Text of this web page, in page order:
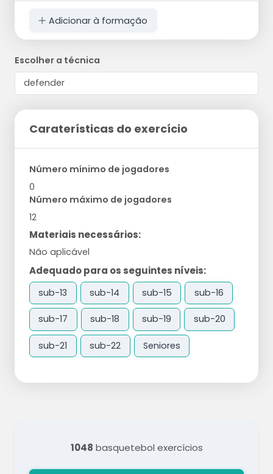
Adicionar à formação
Escolher a técnica
Caraterísticas do exercício
Número mínimo de jogadores
0
Número máximo de jogadores
12
Materiais necessários:
Não aplicável
Adequado para os seguintes níveis:
sub-13 sub-14 sub-15 sub-16
sub-17 sub-18 sub-19 sub-20
sub-21 sub-22 Seniores
1048 basquetebol exercícios